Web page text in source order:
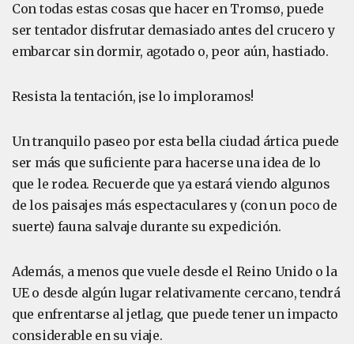
Con todas estas cosas que hacer en Tromsø, puede
ser tentador disfrutar demasiado antes del crucero y
embarcar sin dormir, agotado o, peor aún, hastiado.
Resista la tentación, ¡se lo imploramos!
Un tranquilo paseo por esta bella ciudad ártica puede
ser más que suficiente para hacerse una idea de lo
que le rodea. Recuerde que ya estará viendo algunos
de los paisajes más espectaculares y (con un poco de
suerte) fauna salvaje durante su expedición.
Además, a menos que vuele desde el Reino Unido o la
UE o desde algún lugar relativamente cercano, tendrá
que enfrentarse al jetlag, que puede tener un impacto
considerable en su viaje.